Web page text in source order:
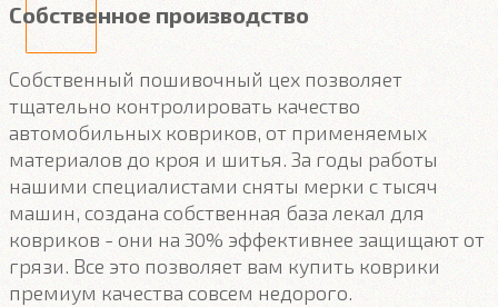
Собственное производство
Собственный пошивочный цех позволяет
тщательно контролировать качество
автомобильных ковриков, от применяемых
материалов до кроя и шитья. За годы работы
нашими специалистами сняты мерки с тысяч
машин, создана собственная база лекал для
ковриков - они на 30% эффективнее защищают от
грязи. Все это позволяет вам купить коврики
премиум качества совсем недорого.